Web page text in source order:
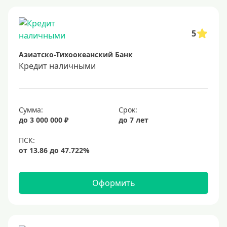
Способы выдачи
Не выходя из дома
С доставкой на дом
Наличными
В долларах США
В евро
Заемщики
5
Азиатско-Тихоокеанский Банк
Кредит наличными
Сумма:
до 3 000 000 ₽
Срок:
до 7 лет
Оформить